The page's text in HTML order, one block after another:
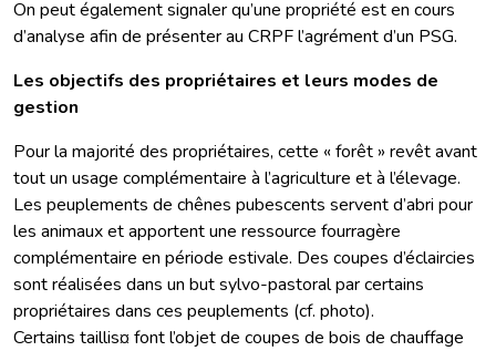
On peut également signaler qu’une propriété est en cours
d’analyse afin de présenter au CRPF l’agrément d’un PSG.
Les objectifs des propriétaires et leurs modes de
gestion
Pour la majorité des propriétaires, cette « forêt » revêt avant
tout un usage complémentaire à l’agriculture et à l’élevage.
Les peuplements de chênes pubescents servent d’abri pour
les animaux et apportent une ressource fourragère
complémentaire en période estivale. Des coupes d’éclaircies
sont réalisées dans un but sylvo-pastoral par certains
propriétaires dans ces peuplements (cf. photo).
Certains taillis¤ font l’objet de coupes de bois de chauffage